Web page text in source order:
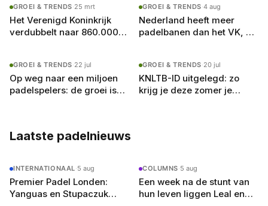
GROEI & TRENDS·25 mrt
Het Verenigd Koninkrijk
verdubbelt naar 860.000
leren
GROEI & TRENDS·4 aug
Nederland heeft meer
padelbanen dan het VK, en
GROEI & TRENDS·22 jul
Op weg naar een miljoen
padelspelers: de groei is
GROEI & TRENDS·20 jul
KNLTB-ID uitgelegd: zo
krijg je deze zomer je
Laatste padelnieuws
INTERNATIONAAL·5 aug
Premier Padel Londen:
Yanguas en Stupaczuk
COLUMNS·5 aug
Een week na de stunt van
hun leven liggen Leal en